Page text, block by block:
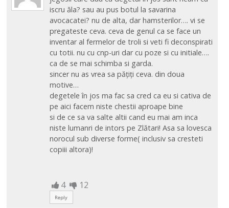
iscru ăla? sau au pus botul la savarina
avocacatei? nu de alta, dar hamsterilor…. vi se
pregateste ceva. ceva de genul ca se face un
inventar al fermelor de troli si veti fi deconspirati
cu totii. nu cu cnp-uri dar cu poze si cu initiale….
ca de se mai schimba si garda.
sincer nu as vrea sa pățiți ceva. din doua
motive…
degetele în jos ma fac sa cred ca eu si cativa de
pe aici facem niste chestii aproape bine
si de ce sa va salte altii cand eu mai am inca
niste lumanri de intors pe Zlătari! Asa sa lovesca
norocul sub diverse forme( inclusiv sa cresteti
copiii altora)!
4 12
Reply